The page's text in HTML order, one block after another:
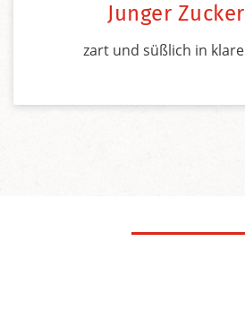
Junger
zart und süßlich in